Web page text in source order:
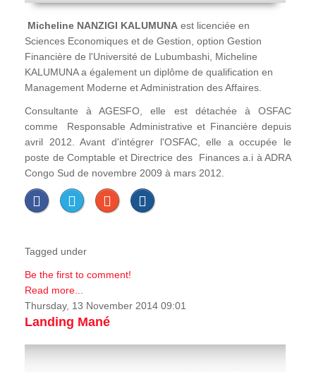
Micheline NANZIGI KALUMUNA est licenciée en
Sciences Economiques et de Gestion, option Gestion
Financière de l'Université de Lubumbashi, Micheline
KALUMUNA a également un diplôme de qualification en
Management Moderne et Administration des Affaires.
Consultante à AGESFO, elle est détachée à OSFAC
comme Responsable Administrative et Financière depuis
avril 2012. Avant d'intégrer l'OSFAC, elle a occupée le
poste de Comptable et Directrice des Finances a.i à ADRA
Congo Sud de novembre 2009 à mars 2012.
Tagged under
Be the first to comment!
Read more...
Thursday, 13 November 2014 09:01
Landing Mané